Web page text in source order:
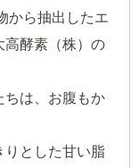
から抽出したエ
高酵素（株）の
ちは、お腹もか
りとした甘い脂